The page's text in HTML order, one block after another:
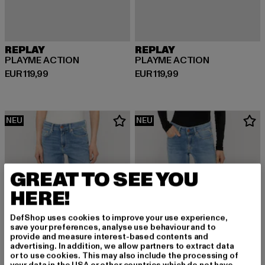
REPLAY
PLAYME ACTION
EUR 119,99
Derzeitiger Preis: EUR 119,99
REPLAY
PLAYME ACTION
EUR 119,99
Derzeitiger Preis: EUR 119,99
NEU NEU
GREAT TO SEE YOU
HERE!
DefShop uses cookies to improve your use experience,
save your preferences, analyse use behaviour and to
provide and measure interest-based contents and
advertising. In addition, we allow partners to extract data
or to use cookies. This may also include the processing of